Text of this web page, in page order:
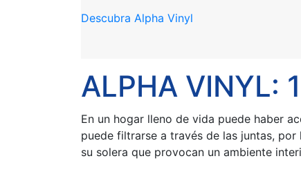
Descubra Alpha Vinyl
ALPHA VINYL:
En un hogar lleno de vida puede haber
puede filtrarse a través de las juntas,
su solera que provocan un ambiente